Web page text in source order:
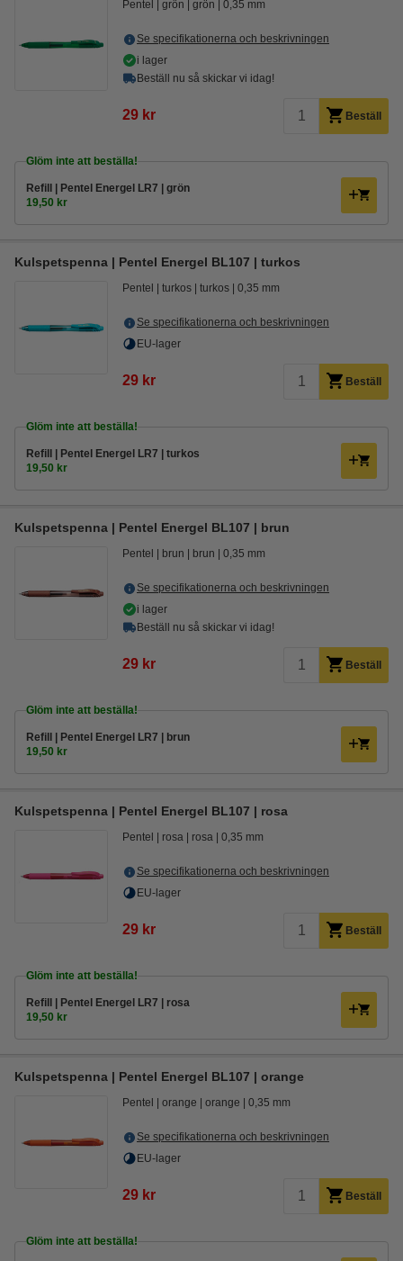
Pentel grön grön 0,35 mm
Se specifikationerna och beskrivningen
i lager
Beställ nu så skickar vi idag!
29 kr Beställ
Glöm inte att beställa!
Refill | Pentel Energel LR7 | grön
19,50 kr
Kulspetspenna | Pentel Energel BL107 | turkos
Pentel turkos turkos 0,35 mm
Se specifikationerna och beskrivningen
EU-lager
29 kr Beställ
Glöm inte att beställa!
Refill | Pentel Energel LR7 | turkos
19,50 kr
Kulspetspenna | Pentel Energel BL107 | brun
Pentel brun brun 0,35 mm
Se specifikationerna och beskrivningen
i lager
Beställ nu så skickar vi idag!
29 kr Beställ
Glöm inte att beställa!
Refill | Pentel Energel LR7 | brun
19,50 kr
Kulspetspenna | Pentel Energel BL107 | rosa
Pentel rosa rosa 0,35 mm
Se specifikationerna och beskrivningen
EU-lager
29 kr Beställ
Glöm inte att beställa!
Refill | Pentel Energel LR7 | rosa
19,50 kr
Kulspetspenna | Pentel Energel BL107 | orange
Pentel orange orange 0,35 mm
Se specifikationerna och beskrivningen
EU-lager
29 kr Beställ
Glöm inte att beställa!